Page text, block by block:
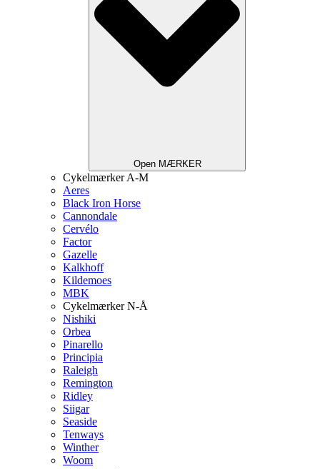
Open MÆRKER
Cykelmærker A-M
Aeres
Black Iron Horse
Cannondale
Cervélo
Factor
Gazelle
Kalkhoff
Kildemoes
MBK
Cykelmærker N-Å
Nishiki
Orbea
Pinarello
Principia
Raleigh
Remington
Ridley
Siigar
Seaside
Tenways
Winther
Woom